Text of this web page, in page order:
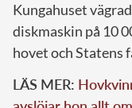
Kungahuset
diskmaskin på 10
hovet och Statens
LÄS MER: